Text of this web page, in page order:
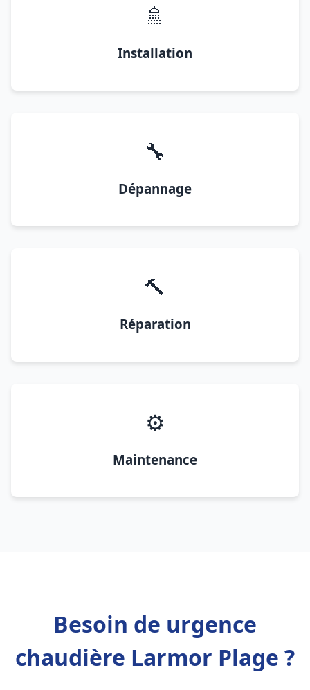
🚿
Installation
🔧
Dépannage
🔨
Réparation
⚙️
Maintenance
Besoin de urgence
chaudière Larmor Plage ?